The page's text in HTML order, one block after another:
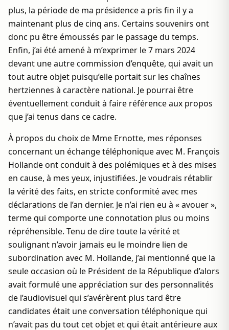
plus, la période de ma présidence a pris fin il y a
maintenant plus de cinq ans. Certains souvenirs ont
donc pu être émoussés par le passage du temps.
Enfin, j’ai été amené à m’exprimer le 7 mars 2024
devant une autre commission d’enquête, qui avait un
tout autre objet puisqu’elle portait sur les chaînes
hertziennes à caractère national. Je pourrai être
éventuellement conduit à faire référence aux propos
que j’ai tenus dans ce cadre.
À propos du choix de Mme Ernotte, mes réponses
concernant un échange téléphonique avec M. François
Hollande ont conduit à des polémiques et à des mises
en cause, à mes yeux, injustifiées. Je voudrais rétablir
la vérité des faits, en stricte conformité avec mes
déclarations de l’an dernier. Je n’ai rien eu à « avouer »,
terme qui comporte une connotation plus ou moins
répréhensible. Tenu de dire toute la vérité et
soulignant n’avoir jamais eu le moindre lien de
subordination avec M. Hollande, j’ai mentionné que la
seule occasion où le Président de la République d’alors
avait formulé une appréciation sur des personnalités
de l’audiovisuel qui s’avérèrent plus tard être
candidates était une conversation téléphonique qui
n’avait pas du tout cet objet et qui était antérieure aux